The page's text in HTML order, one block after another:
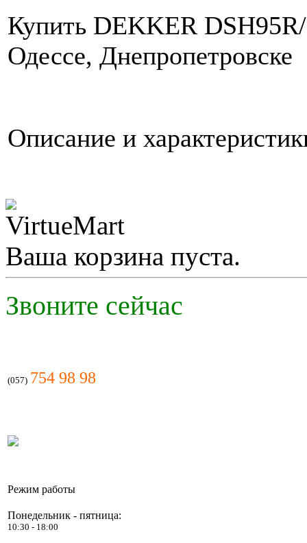
Купить DEKKER
Одессе, Днепропетровске
Описание и
Ваша корзина пуста.
Звоните сейчас
(057) 754 98 98
Режим работы
Понедельник - пятница:
10:30 - 18:00